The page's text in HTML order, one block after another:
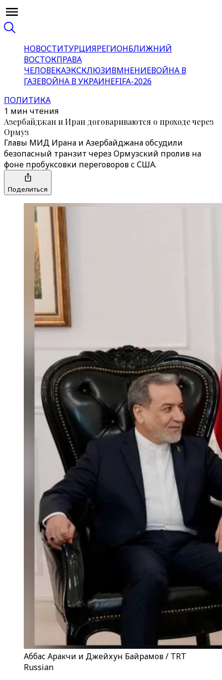
НОВОСТИТУРЦИЯРЕГИОНБЛИЖНИЙ
ВОСТОКПРАВА
ЧЕЛОВЕКАЭКСКЛЮЗИВМНЕНИЕВОЙНА В
ГАЗЕВОЙНА В УКРАИНЕFIFA-2026
ПОЛИТИКА
1 мин чтения
Азербайджан и Иран договариваются о проходе через
Ормуз
Главы МИД Ирана и Азербайджана обсудили
безопасный транзит через Ормузский пролив на
фоне пробуксовки переговоров с США.
Поделиться
Аббас Аракчи и Джейхун Байрамов / TRT
Russian